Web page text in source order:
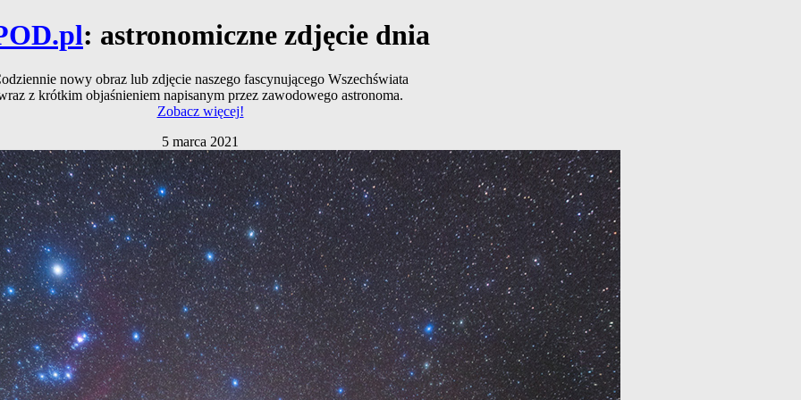
: astronomiczne zdjęcie dnia
nowy obraz lub zdjęcie naszego fascynującego Wszechświata
z krótkim objaśnieniem napisanym przez zawodowego astronoma.
Zobacz więcej!
5 marca 2021